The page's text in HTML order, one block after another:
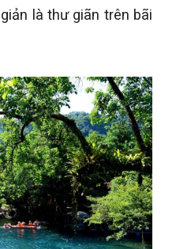
là thư giãn trên bãi